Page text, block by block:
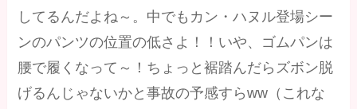
してるんだよね～。中でもカン・ハヌル登場シー
ンのパンツの位置の低さよ！！いや、ゴムパンは
腰で履くなって～！ちょっと裾踏んだらズボン脱
げるんじゃないかと事故の予感すらww（これな